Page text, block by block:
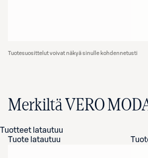
Tuotesuosittelut voivat näkyä sinulle kohdennetusti
Merkiltä VERO
Tuotteet latautuu
Tuote latautuu